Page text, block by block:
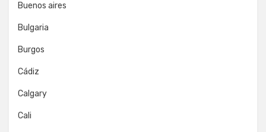
Buenos aires
Bulgaria
Burgos
Cádiz
Calgary
Cali